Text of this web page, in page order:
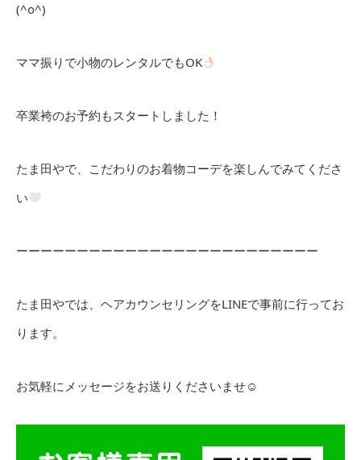
(^o^)
ママ振りで小物のレンタルでもOK
卒業袴のお予約もスタートしました！
たま田やで、こだわりのお着物コーデを楽しんでみてくださ
い
ーーーーーーーーーーーーーーーーーーーーーーーーー
たま田やでは、ヘアカウンセリングをLINEで事前に行ってお
ります。
お気軽にメッセージをお送りくださいませ☺︎